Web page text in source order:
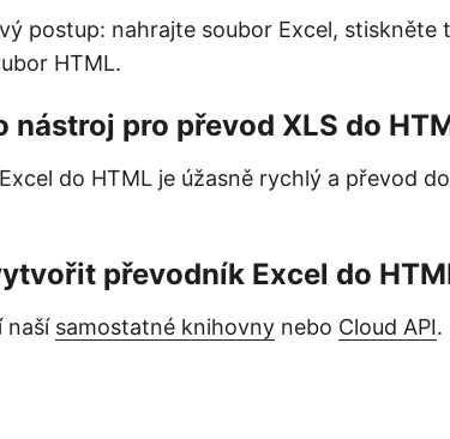
postup: nahrajte soubor Excel, stiskněte
HTML.
pro převod XLS do
do HTML je úžasně rychlý a převod
převodník Excel do
naší samostatné knihovny nebo Cloud API.